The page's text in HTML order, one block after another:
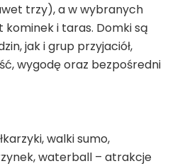
trzy), a w wybranych
i taras. Domki są
jak i grup przyjaciół,
wygodę oraz bezpośredni
walki sumo,
waterball – atrakcje